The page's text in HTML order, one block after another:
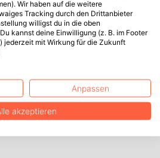
Wir haben auf die weitere
Tracking durch den Drittanbieter
willigst du in die oben
kannst deine Einwilligung (z. B. im Footer
jederzeit mit Wirkung für die Zukunft
Anpassen
akzeptieren